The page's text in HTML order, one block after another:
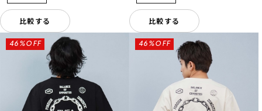
比較する 比較する
46%OFF 46%OFF